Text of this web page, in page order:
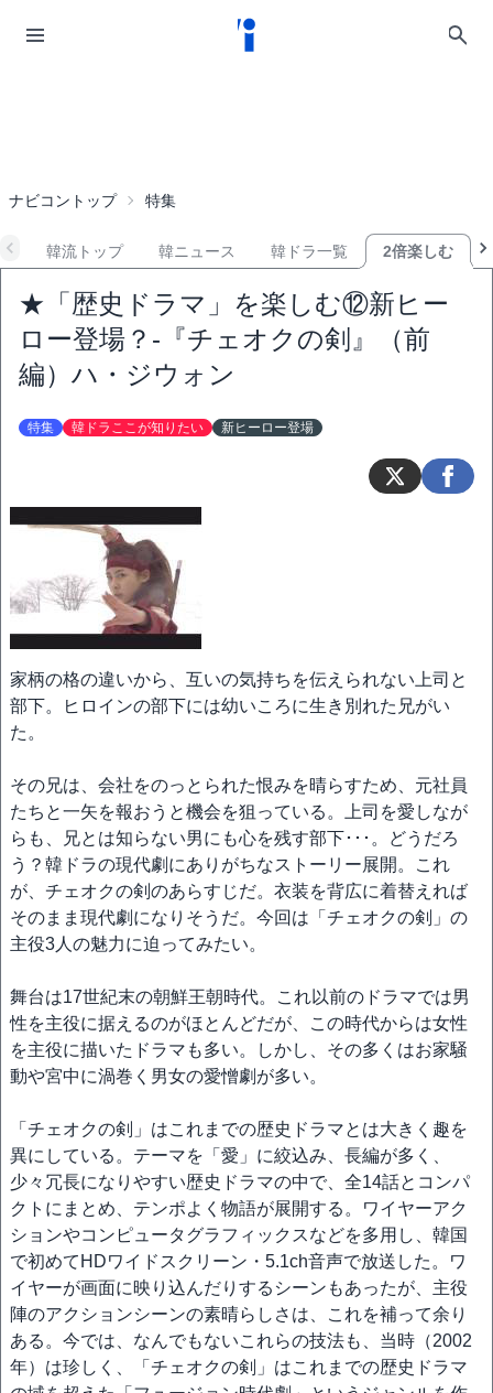
ナビコントップ 特集
韓流トップ 韓ニュース 韓ドラ一覧 2倍楽しむ
★「歴史ドラマ」を楽しむ⑫新ヒー
ロー登場？‐『チェオクの剣』（前
編）ハ・ジウォン
特集 韓ドラここが知りたい 新ヒーロー登場
家柄の格の違いから、互いの気持ちを伝えられない上司と
部下。ヒロインの部下には幼いころに生き別れた兄がい
た。
その兄は、会社をのっとられた恨みを晴らすため、元社員
たちと一矢を報おうと機会を狙っている。上司を愛しなが
らも、兄とは知らない男にも心を残す部下･･･。どうだろ
う？韓ドラの現代劇にありがちなストーリー展開。これ
が、チェオクの剣のあらすじだ。衣装を背広に着替えれば
そのまま現代劇になりそうだ。今回は「チェオクの剣」の
主役3人の魅力に迫ってみたい。
舞台は17世紀末の朝鮮王朝時代。これ以前のドラマでは男
性を主役に据えるのがほとんどだが、この時代からは女性
を主役に描いたドラマも多い。しかし、その多くはお家騒
動や宮中に渦巻く男女の愛憎劇が多い。
「チェオクの剣」はこれまでの歴史ドラマとは大きく趣を
異にしている。テーマを「愛」に絞込み、長編が多く、
少々冗長になりやすい歴史ドラマの中で、全14話とコンパ
クトにまとめ、テンポよく物語が展開する。ワイヤーアク
ションやコンピュータグラフィックスなどを多用し、韓国
で初めてHDワイドスクリーン・5.1ch音声で放送した。ワ
イヤーが画面に映り込んだりするシーンもあったが、主役
陣のアクションシーンの素晴らしさは、これを補って余り
ある。今では、なんでもないこれらの技法も、当時（2002
年）は珍しく、「チェオクの剣」はこれまでの歴史ドラマ